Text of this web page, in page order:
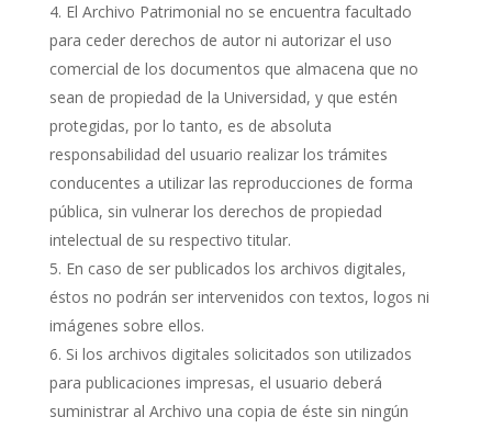
El Archivo Patrimonial no se encuentra facultado
para ceder derechos de autor ni autorizar el uso
comercial de los documentos que almacena que no
sean de propiedad de la Universidad, y que estén
protegidas, por lo tanto, es de absoluta
responsabilidad del usuario realizar los trámites
conducentes a utilizar las reproducciones de forma
pública, sin vulnerar los derechos de propiedad
intelectual de su respectivo titular.
En caso de ser publicados los archivos digitales,
éstos no podrán ser intervenidos con textos, logos ni
imágenes sobre ellos.
Si los archivos digitales solicitados son utilizados
para publicaciones impresas, el usuario deberá
suministrar al Archivo una copia de éste sin ningún